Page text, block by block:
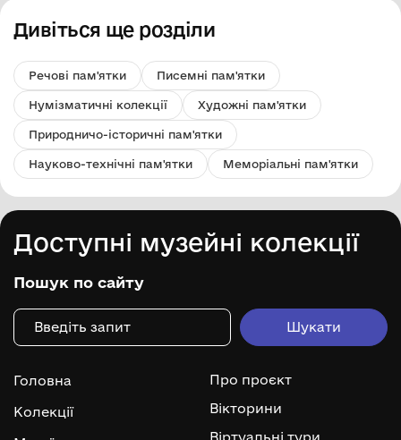
Дивіться ще розділи
Речові пам'ятки Писемні пам'ятки
Нумізматичні колекції Художні пам'ятки
Природничо-історичні пам'ятки
Науково-технічні пам'ятки Меморіальні пам'ятки
Доступні музейні колекції
Пошук по сайту
Головна
Колекції
Про проєкт
Вікторини
Віртуальні тури